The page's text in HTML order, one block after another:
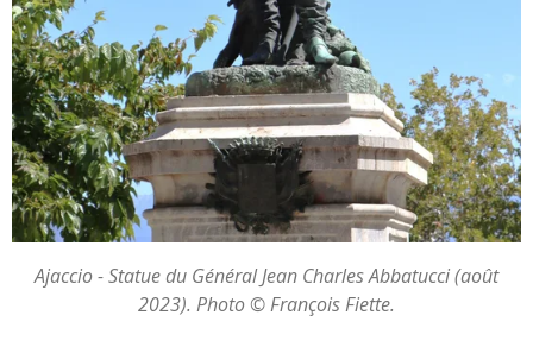
Ajaccio - Statue du Général Jean Charles Abbatucci (août
2023). Photo © François Fiette.